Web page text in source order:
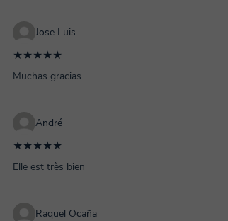
Jose Luis
★★★★★
Muchas gracias.
André
★★★★★
Elle est très bien
Raquel Ocaña